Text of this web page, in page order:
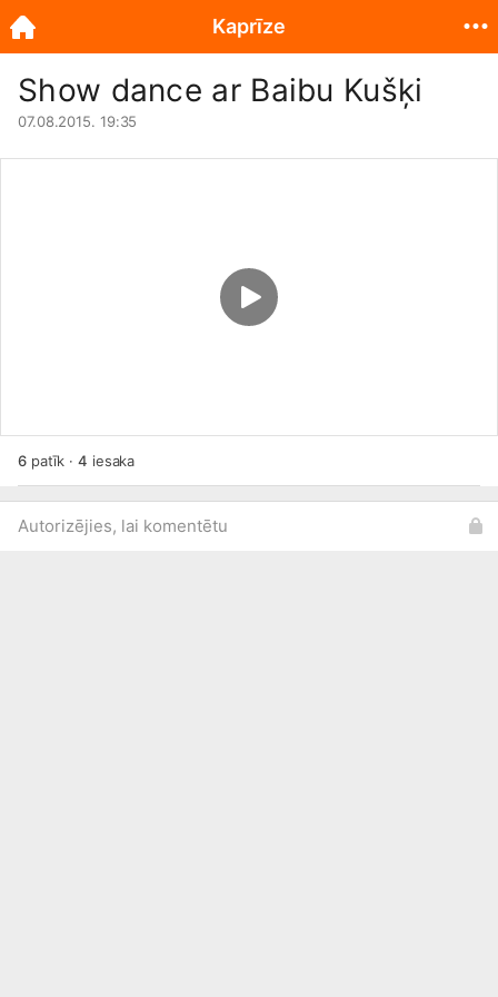
Show dance ar Baibu Kušķi
07.08.2015. 19:35
6patīk ·4 iesaka
Autorizējies, lai komentētu
Kaprīze